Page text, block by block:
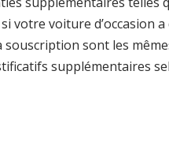
votre voiture d’occasion
souscription sont les
supplémentaires